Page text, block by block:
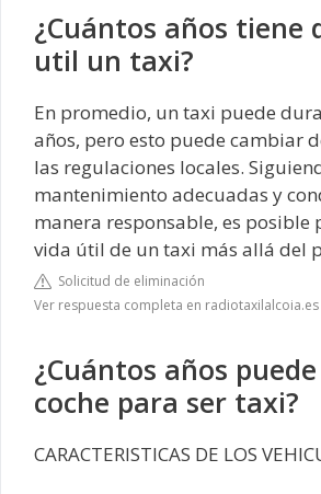
¿Cuántos años tiene
util un taxi?
En promedio, un taxi puede
años, pero esto puede cambiar
las regulaciones locales.
mantenimiento adecuadas y
manera responsable, es posible
vida útil de un taxi más allá del
Solicitud de eliminación
Ver respuesta completa en radiotaxilalcoia.es
¿Cuántos años
coche para ser taxi?
CARACTERISTICAS DE LOS